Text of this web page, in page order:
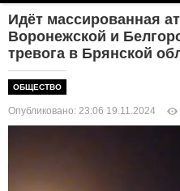
Идёт массированная
Воронежской и
тревога в Брянской
ОБЩЕСТВО
Опубликовано: 23:06 19.11.2024